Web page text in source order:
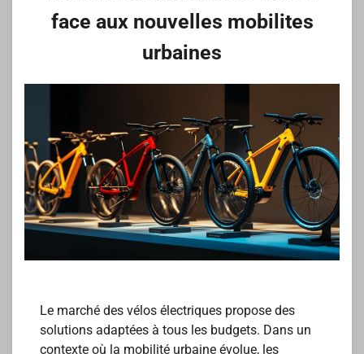
face aux nouvelles mobilites
urbaines
Le marché des vélos électriques propose des
solutions adaptées à tous les budgets. Dans un
contexte où la mobilité urbaine évolue, les